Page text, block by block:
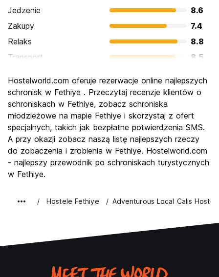
Jedzenie
8.6
Zakupy
7.4
Relaks
8.8
Transport
8.5
Kultura
7.5
Imprezy
Najlepsza wartość
8.1
Hostelworld.com oferuje rezerwacje online najlepszych
schronisk w Fethiye . Przeczytaj recenzje klientów o
schroniskach w Fethiye, zobacz schroniska
młodzieżowe na mapie Fethiye i skorzystaj z ofert
specjalnych, takich jak bezpłatne potwierdzenia SMS.
A przy okazji zobacz naszą listę najlepszych rzeczy
do zobaczenia i zrobienia w Fethiye. Hostelworld.com
- najlepszy przewodnik po schroniskach turystycznych
w Fethiye.
Hostele Fethiye Adventurous Local Calıs Hostel